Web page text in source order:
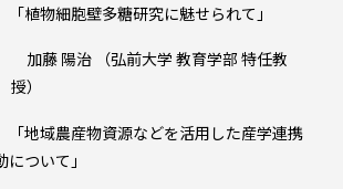
「植物細胞壁多糖研究に魅せられて」
加藤 陽治 （弘前大学 教育学部 特任教
授）
「地域農産物資源などを活用した産学連携
について」